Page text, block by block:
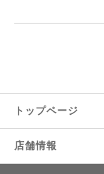
トップページ
店舗情報